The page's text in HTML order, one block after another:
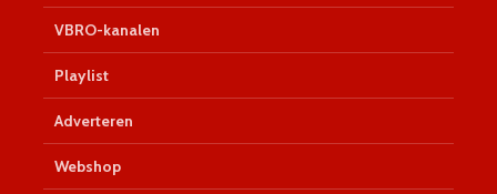
VBRO-kanalen
Playlist
Adverteren
Webshop